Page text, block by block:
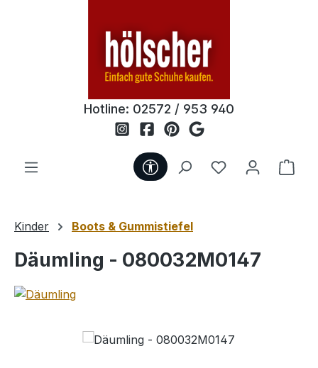
Hotline: 02572 / 953 940
Werkzeugleiste anzeigen
Du hast 0
Kinder Boots & Gummistiefel
Däumling - 080032M0147
Bildergalerie überspringen